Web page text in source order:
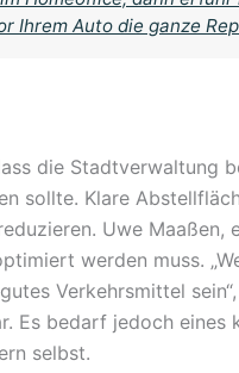
Ihrem Auto die ganze
die Stadtverwaltung
sollte. Klare
Uwe
werden muss.
Verkehrsmittel
Es bedarf jedoch
selbst.